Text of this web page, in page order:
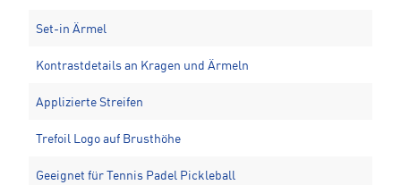
Set-in Ärmel
Kontrastdetails an Kragen und Ärmeln
Applizierte Streifen
Trefoil Logo auf Brusthöhe
Geeignet für Tennis Padel Pickleball